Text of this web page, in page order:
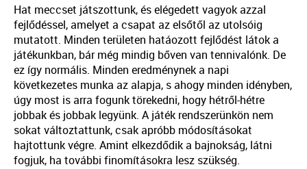
Hat meccset játszottunk, és elégedett vagyok azzal
fejlődéssel, amelyet a csapat az elsőtől az utolsóig
mutatott. Minden területen hatáozott fejlődést látok a
játékunkban, bár még mindig bőven van tennivalónk. De
ez így normális. Minden eredménynek a napi
következetes munka az alapja, s ahogy minden idényben,
úgy most is arra fogunk törekedni, hogy hétről-hétre
jobbak és jobbak legyünk. A játék rendszerünkön nem
sokat változtattunk, csak apróbb módosításokat
hajtottunk végre. Amint elkezdődik a bajnokság, látni
fogjuk, ha további finomításokra lesz szükség.